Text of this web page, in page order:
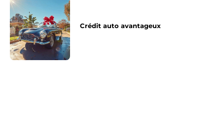
Crédit auto avantageux